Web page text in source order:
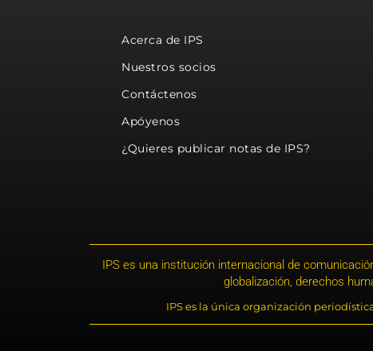
Acerca de IPS
Nuestros socios
Contáctenos
Apóyenos
¿Quieres publicar notas de IPS?
IPS es una institución internacional de
globalización, derechos
IPS es la única organización